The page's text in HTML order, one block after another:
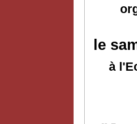
le
à